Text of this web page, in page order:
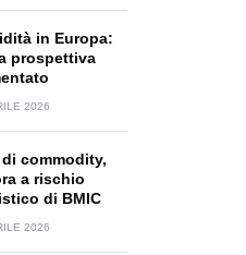
in Europa:
prospettiva
2026
commodity,
a rischio
di BMIC
2026